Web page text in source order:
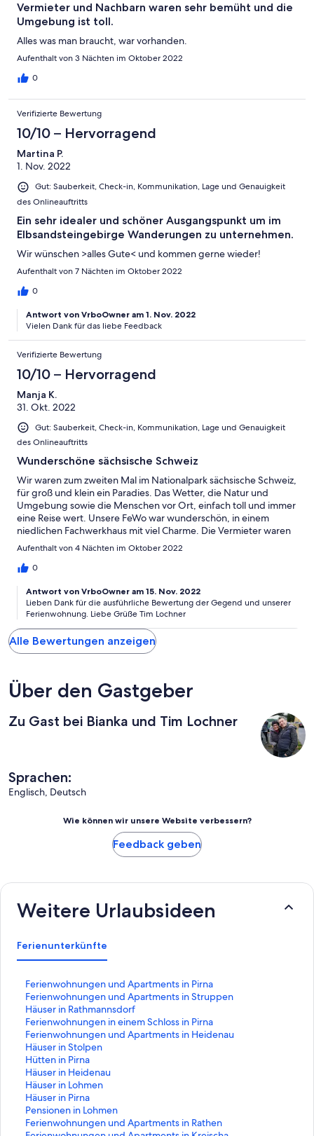
Vermieter und Nachbarn waren sehr bemüht und die
Umgebung ist toll.
Alles was man braucht, war vorhanden.
Aufenthalt von 3 Nächten im Oktober 2022
0
Verifizierte Bewertung
10/10 – Hervorragend
Martina P.
1. Nov. 2022
Gut: Sauberkeit, Check-in, Kommunikation, Lage und Genauigkeit
des Onlineauftritts
Ein sehr idealer und schöner Ausgangspunkt um im
Elbsandsteingebirge Wanderungen zu unternehmen.
Wir wünschen >alles Gute< und kommen gerne wieder!
Aufenthalt von 7 Nächten im Oktober 2022
0
Antwort von VrboOwner am 1. Nov. 2022
Vielen Dank für das liebe Feedback
Verifizierte Bewertung
10/10 – Hervorragend
Manja K.
31. Okt. 2022
Gut: Sauberkeit, Check-in, Kommunikation, Lage und Genauigkeit
des Onlineauftritts
Wunderschöne sächsische Schweiz
Wir waren zum zweiten Mal im Nationalpark sächsische Schweiz,
für groß und klein ein Paradies. Das Wetter, die Natur und
Umgebung sowie die Menschen vor Ort, einfach toll und immer
eine Reise wert. Unsere FeWo war wunderschön, in einem
niedlichen Fachwerkhaus mit viel Charme. Die Vermieter waren
sehr nett, das ein und auschecken kein Problem. In der FeWo
wohlgefühlt.
Aufenthalt von 4 Nächten im Oktober 2022
0
Antwort von VrboOwner am 15. Nov. 2022
Lieben Dank für die ausführliche Bewertung der Gegend und unserer
Ferienwohnung. Liebe Grüße Tim Lochner
Alle Bewertungen anzeigen
Über den Gastgeber
Zu Gast bei Bianka und Tim Lochner
Sprachen:
Englisch, Deutsch
Wie können wir unsere Website verbessern?
Feedback geben
Weitere Urlaubsideen
Ferienunterkünfte
Ferienwohnungen und Apartments in Pirna
L
i
n
k
,
d
e
r
d
i
e
f
Ferienwohnungen und Apartments in Struppen
L
i
n
k
,
d
e
r
d
i
e
Häuser in Rathmannsdorf
L
i
n
k
,
d
e
r
d
i
Ferienwohnungen in einem Schloss in Pirna
L
i
n
k
,
d
e
r
d
Ferienwohnungen und Apartments in Heidenau
L
i
n
k
,
d
e
r
Häuser in Stolpen
L
i
n
k
,
d
e
Hütten in Pirna
L
i
n
k
,
d
Häuser in Heidenau
L
i
n
k
,
Häuser in Lohmen
L
i
n
k
Häuser in Pirna
L
i
n
Pensionen in Lohmen
L
iFerienwohnungen und Apartments in Rathen
L